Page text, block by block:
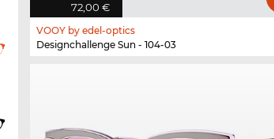
72,00 €
VOOY by edel-optics
Designchallenge Sun - 104-03